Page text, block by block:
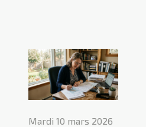
Mardi 10 mars 2026